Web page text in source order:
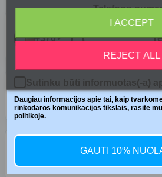
Levering af varer
Betaling
Returnering af varerne
REJECT ALL
I ACCEPT
Telefono
+370
Sutinku būti informuotas(-a)
Daugiau informacijos apie tai, kaip
rinkodaros komunikacijos tikslais, rasite
politikoje.
GAUTI 10%